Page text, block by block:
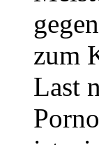
zum
Last